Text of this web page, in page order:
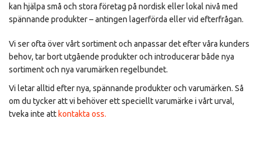
kan hjälpa små och stora företag på nordisk eller lokal nivå med
spännande produkter – antingen lagerförda eller vid efterfrågan.
Vi ser ofta över vårt sortiment och anpassar det efter våra kunders
behov, tar bort utgående produkter och introducerar både nya
sortiment och nya varumärken regelbundet.
Vi letar alltid efter nya, spännande produkter och varumärken. Så
om du tycker att vi behöver ett speciellt varumärke i vårt urval,
tveka inte att kontakta oss.